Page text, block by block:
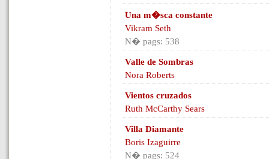
Una m�sca constante
Vikram Seth
N� pags: 538
Valle de Sombras
Nora Roberts
Vientos cruzados
Ruth McCarthy Sears
Villa Diamante
Boris Izaguirre
N� pags: 524